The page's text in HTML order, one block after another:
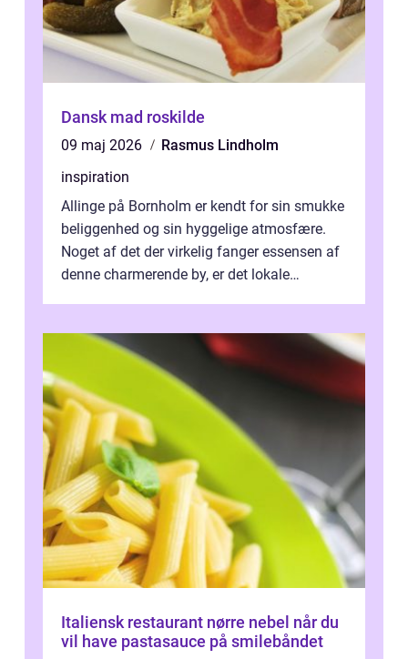
Dansk mad roskilde
09 maj 2026
Rasmus Lindholm
inspiration
Allinge på Bornholm er kendt for sin smukke
beliggenhed og sin hyggelige atmosfære.
Noget af det der virkelig fanger essensen af
denne charmerende by, er det lokale
Italiensk restaurant nørre nebel når du
vil have pastasauce på smilebåndet